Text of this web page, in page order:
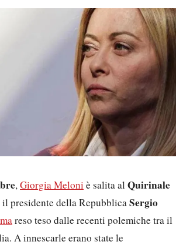
,Giorgia Meloni è salita alQuirinale
presidente della RepubblicaSergio
reso teso dalle recenti polemiche tra il
A innescarle erano state le